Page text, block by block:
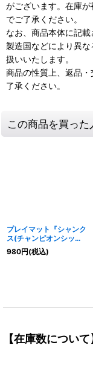
がございます。在庫
でご了承ください。
なお、商品本体に記載
製造国などにより異
扱いいたします。
商品の性質上、返品
了承ください。
この商品を買っ
プレイマット『シャンク
ス(チャンピオンシップ
セット2022)』【サプラ
イ】{-}
980円(税込)
【在庫数について